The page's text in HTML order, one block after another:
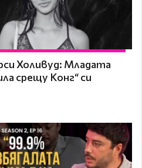
Холивуд: Младата
срещу Конг“ си